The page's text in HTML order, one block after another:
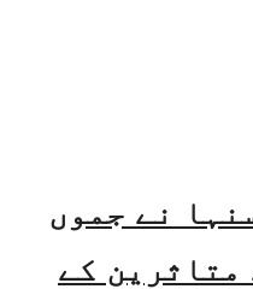
نے جموں
متاثرین کے